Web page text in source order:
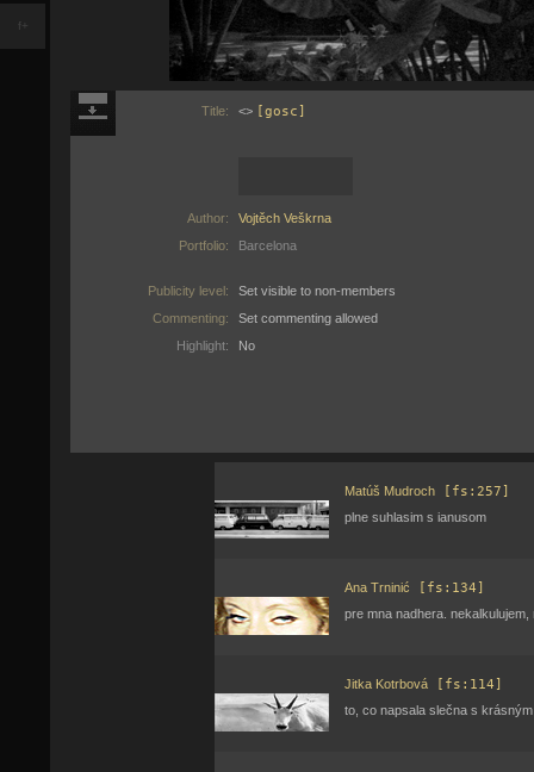
f+
Title: <> [gosc]
Author:
Vojtěch Veškrna
Portfolio:
Barcelona
Publicity level:
Set visible to non-members
Commenting:
Set commenting allowed
Highlight:
No
Matúš Mudroch [fs:257]
plne suhlasim s ianusom
Ana Trninić [fs:134]
pre mna nadhera.
Jitka Kotrbová [fs:114]
to, co napsala slečna s